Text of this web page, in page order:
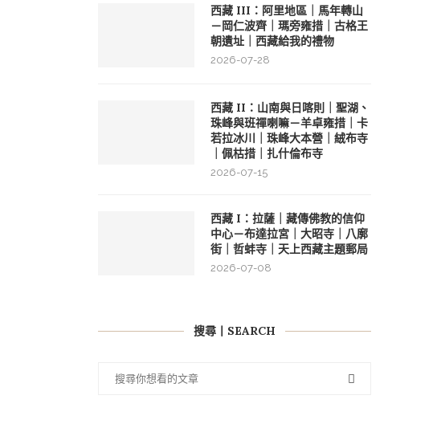
西藏 III：阿里地區｜馬年轉山
－岡仁波齊｜瑪旁雍措｜古格王
朝遺址｜西藏給我的禮物
2026-07-28
西藏 II：山南與日喀則｜聖湖、
珠峰與班禪喇嘛－羊卓雍措｜卡
若拉冰川｜珠峰大本營｜絨布寺
｜佩枯措｜扎什倫布寺
2026-07-15
西藏 I：拉薩｜藏傳佛教的信仰
中心－布達拉宮｜大昭寺｜八廓
街｜哲蚌寺｜天上西藏主題郵局
2026-07-08
搜尋丨SEARCH